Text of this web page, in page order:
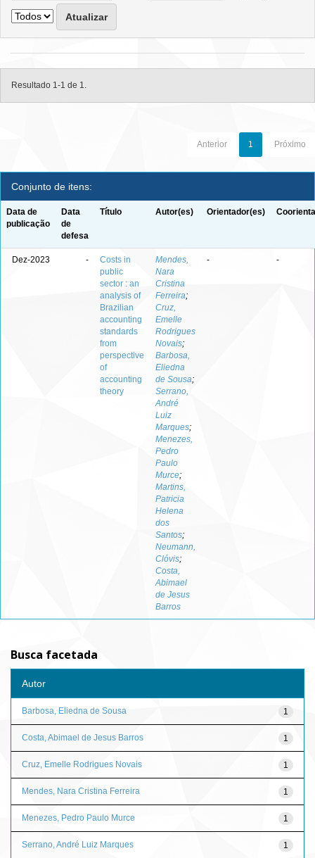
Resultado 1-1 de 1.
Anterior 1 Próximo
Conjunto de itens:
Data de
publicação
Data
de
defesa
Título Autor(es) Orientador(es)
Dez-2023 -
Costs in
public
sector : an
analysis of
Brazilian
accounting
standards
from
perspective
of
accounting
theory
Mendes,
Nara
Cristina
Ferreira;
Cruz,
Emelle
Rodrigues
Novais;
Barbosa,
Eliedna
de Sousa;
Serrano,
André
Luiz
Marques;
Menezes,
Pedro
Paulo
Murce;
Martins,
Patricia
Helena
dos
Santos;
Neumann,
Clóvis;
Costa,
Abimael
de Jesus
Barros
- -
Busca facetada
Autor
1
Barbosa, Eliedna de Sousa
1
Costa, Abimael de Jesus Barros
1
Cruz, Emelle Rodrigues Novais
1
Mendes, Nara Cristina Ferreira
1
Menezes, Pedro Paulo Murce
1
Serrano, André Luiz Marques